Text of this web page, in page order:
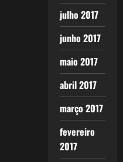
julho 2017
junho 2017
maio 2017
abril 2017
março 2017
fevereiro
2017